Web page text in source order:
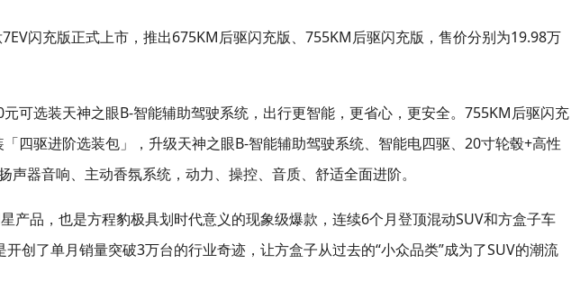
闪充版正式上市，推出675KM后驱闪充版、755KM后驱闪充版，售价分别为19.98万
可选装天神之眼B-智能辅助驾驶系统，出行更智能，更省心，更安全。755KM后驱闪充
四驱进阶选装包」，升级天神之眼B-智能辅助驾驶系统、智能电四驱、20寸轮毂+高性
声器音响、主动香氛系统，动力、操控、音质、舒适全面进阶。
产品，也是方程豹极具划时代意义的现象级爆款，连续6个月登顶混动SUV和方盒子车
创了单月销量突破3万台的行业奇迹，让方盒子从过去的“小众品类”成为了SUV的潮流